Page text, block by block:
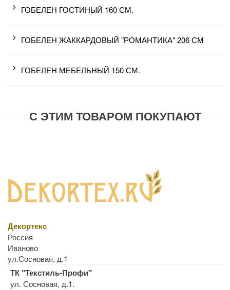
ГОБЕЛЕН ГОСТИНЫЙ 160 СМ.
ГОБЕЛЕН ЖАККАРДОВЫЙ "РОМАНТИКА" 206 СМ
ГОБЕЛЕН МЕБЕЛЬНЫЙ 150 СМ.
С ЭТИМ ТОВАРОМ ПОКУПАЮТ
Декортекс
Россия
Иваново
ул.Сосновая, д.1
ТК "Текстиль-Профи"
ул. Сосновая, д.1.